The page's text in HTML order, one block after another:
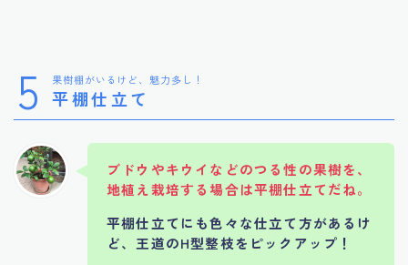
5 果樹棚がいるけど、魅力多し！
平棚仕立て
ブドウやキウイなどのつる性の果樹を、
地植え栽培する場合は平棚仕立てだね。
平棚仕立てにも色々な仕立て方があるけ
ど、王道のH型整枝をピックアップ！